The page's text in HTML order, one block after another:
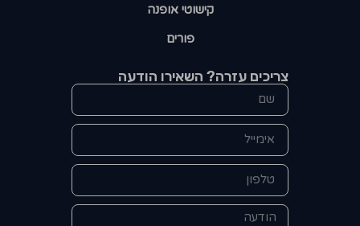
קישוטי אופנה
פורים
צריכים עזרה? השאירו הודעה